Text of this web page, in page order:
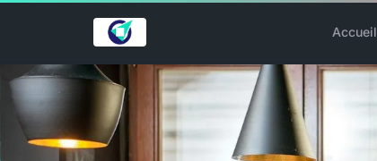
Accueil